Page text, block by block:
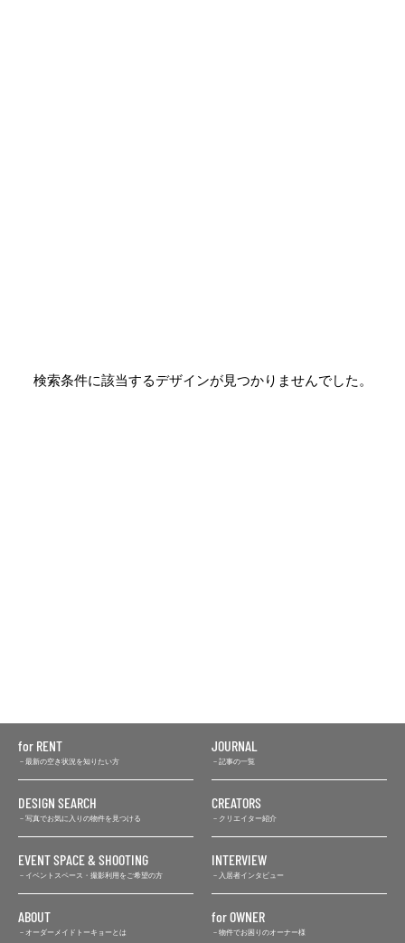
検索条件に該当するデザインが見つかりませんでした。
for RENT
最新の空き状況を知りたい方
JOURNAL
記事の一覧
DESIGN SEARCH
写真でお気に入りの物件を見つける
CREATORS
クリエイター紹介
EVENT SPACE & SHOOTING
イベントスペース・撮影利用をご希望の方
INTERVIEW
入居者インタビュー
ABOUT
オーダーメイドトーキョーとは
for OWNER
物件でお困りのオーナー様